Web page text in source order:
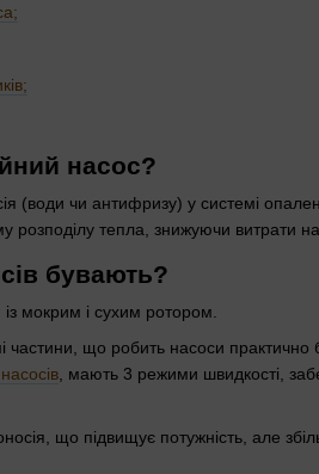
насос?
(води чи антифризу) у системі
розподілу тепла, знижуючи витрати
бувають?
мокрим і сухим ротором.
частини, що робить насоси практично
, мають 3 режими швидкості,
що підвищує потужність, але